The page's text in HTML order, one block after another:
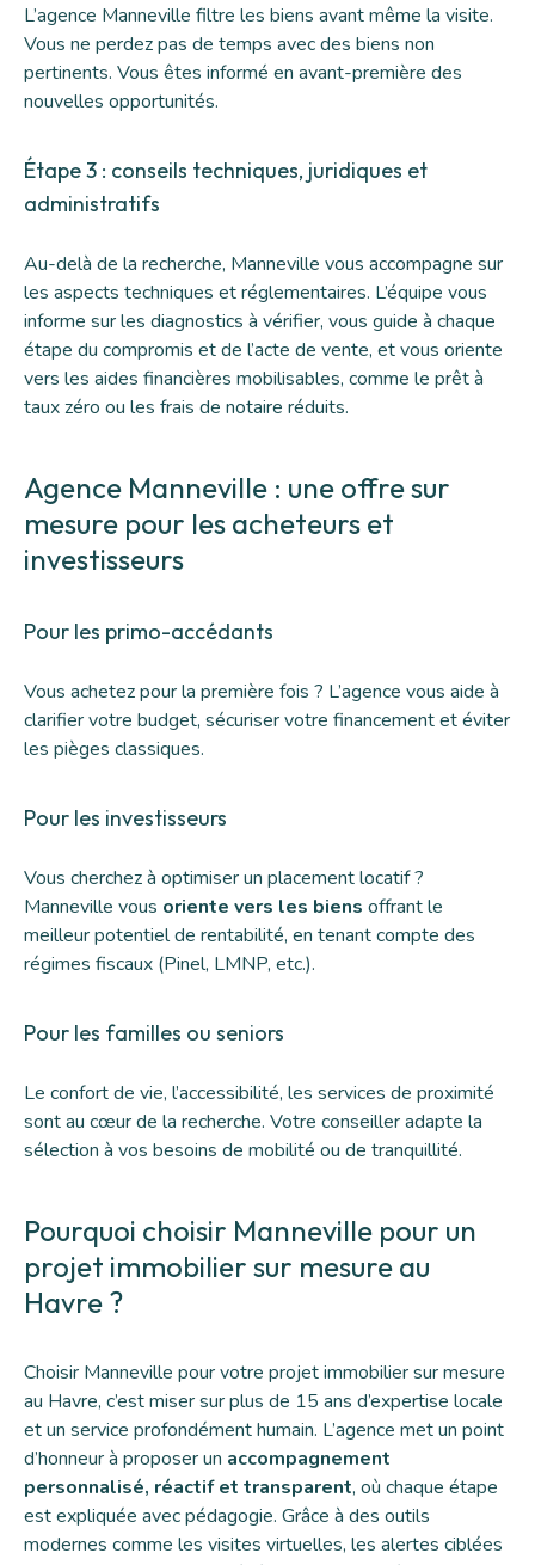
L’agence Manneville filtre les biens avant même la visite.
Vous ne perdez pas de temps avec des biens non
pertinents. Vous êtes informé en avant-première des
nouvelles opportunités.
Étape 3 : conseils techniques, juridiques et
administratifs
Au-delà de la recherche, Manneville vous accompagne sur
les aspects techniques et réglementaires. L’équipe vous
informe sur les diagnostics à vérifier, vous guide à chaque
étape du compromis et de l’acte de vente, et vous oriente
vers les aides financières mobilisables, comme le prêt à
taux zéro ou les frais de notaire réduits.
Agence Manneville : une offre sur
mesure pour les acheteurs et
investisseurs
Pour les primo-accédants
Vous achetez pour la première fois ? L’agence vous aide à
clarifier votre budget, sécuriser votre financement et éviter
les pièges classiques.
Pour les investisseurs
Vous cherchez à optimiser un placement locatif ?
Manneville vous oriente vers les biens offrant le
meilleur potentiel de rentabilité, en tenant compte des
régimes fiscaux (Pinel, LMNP, etc.).
Pour les familles ou seniors
Le confort de vie, l’accessibilité, les services de proximité
sont au cœur de la recherche. Votre conseiller adapte la
sélection à vos besoins de mobilité ou de tranquillité.
Pourquoi choisir Manneville pour un
projet immobilier sur mesure au
Havre ?
Choisir Manneville pour votre projet immobilier sur mesure
au Havre, c’est miser sur plus de 15 ans d’expertise locale
et un service profondément humain. L’agence met un point
d’honneur à proposer un accompagnement
personnalisé, réactif et transparent, où chaque étape
est expliquée avec pédagogie. Grâce à des outils
modernes comme les visites virtuelles, les alertes ciblées